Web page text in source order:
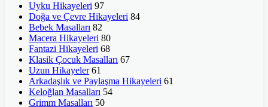
Uyku Hikayeleri 97
Doğa ve Çevre Hikayeleri 84
Bebek Masalları 82
Macera Hikayeleri 80
Fantazi Hikayeleri 68
Klasik Çocuk Masalları 67
Uzun Hikayeler 61
Arkadaşlık ve Paylaşma Hikayeleri 61
Keloğlan Masalları 54
Grimm Masalları 50